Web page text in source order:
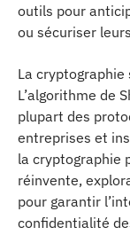
outils pour
ou sécuriser
La cryptographie
L’algorithme de
plupart des
entreprises et
la cryptographie
réinvente,
pour garantir
confidentialité